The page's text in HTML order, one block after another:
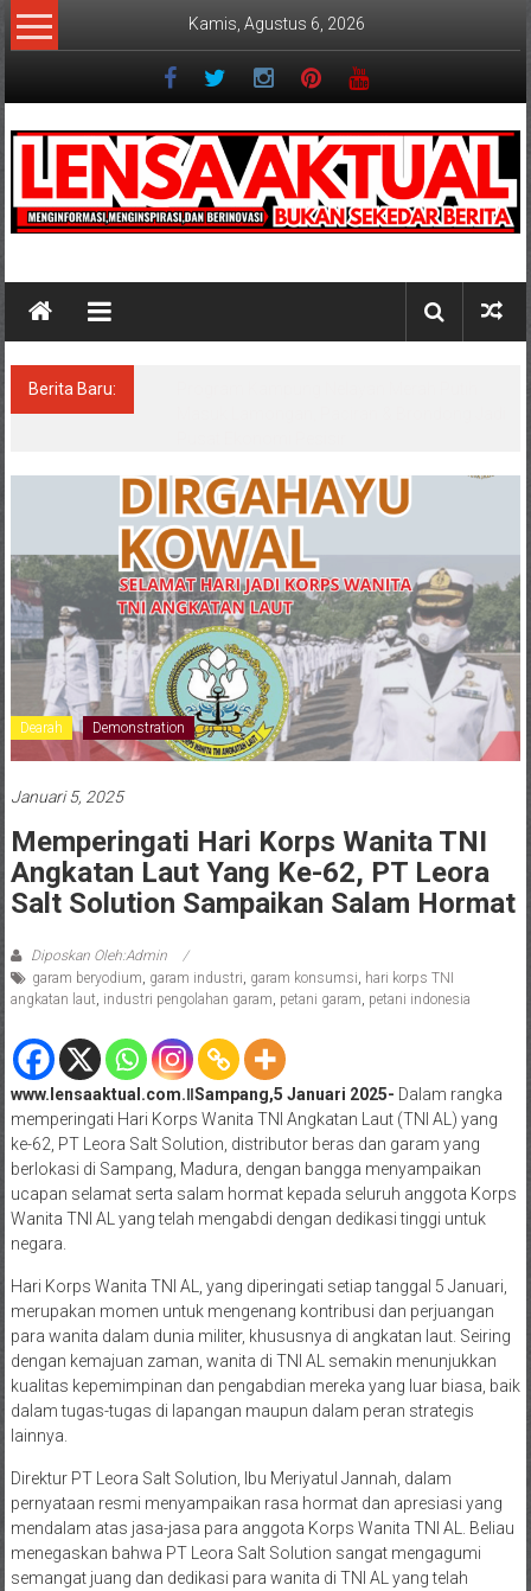
Lompat
ke
Kamis, Agustus 6, 2026
Berita Baru:
Dearah Demonstration
Januari 5, 2025
Memperingati Hari Korps Wanita TNI
Angkatan Laut Yang Ke-62, PT Leora
Salt Solution Sampaikan Salam Hormat
Diposkan Oleh:Admin
garam beryodium garam industri garam konsumsi hari korps TNI
angkatan laut industri pengolahan garam petani garam petani indonesia
www.lensaaktual.com.ǁSampang,5 Januari 2025- Dalam rangka
memperingati Hari Korps Wanita TNI Angkatan Laut (TNI AL) yang
ke-62, PT Leora Salt Solution, distributor beras dan garam yang
berlokasi di Sampang, Madura, dengan bangga menyampaikan
ucapan selamat serta salam hormat kepada seluruh anggota Korps
Wanita TNI AL yang telah mengabdi dengan dedikasi tinggi untuk
negara.
Hari Korps Wanita TNI AL, yang diperingati setiap tanggal 5 Januari,
merupakan momen untuk mengenang kontribusi dan perjuangan
para wanita dalam dunia militer, khususnya di angkatan laut. Seiring
dengan kemajuan zaman, wanita di TNI AL semakin menunjukkan
kualitas kepemimpinan dan pengabdian mereka yang luar biasa, baik
dalam tugas-tugas di lapangan maupun dalam peran strategis
lainnya.
Direktur PT Leora Salt Solution, Ibu Meriyatul Jannah, dalam
pernyataan resmi menyampaikan rasa hormat dan apresiasi yang
mendalam atas jasa-jasa para anggota Korps Wanita TNI AL. Beliau
menegaskan bahwa PT Leora Salt Solution sangat mengagumi
semangat juang dan dedikasi para wanita di TNI AL yang telah